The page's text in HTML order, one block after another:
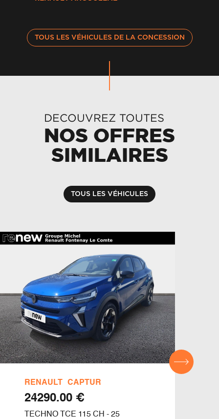
TOUS LES VÉHICULES DE LA CONCESSION
RENAULT CAPTUR
€ 24290.00
TECHNO TCE 115 CH - 25
DECOUVREZ TOUTES
NOS OFFRES
SIMILAIRES
TOUS LES VÉHICULES